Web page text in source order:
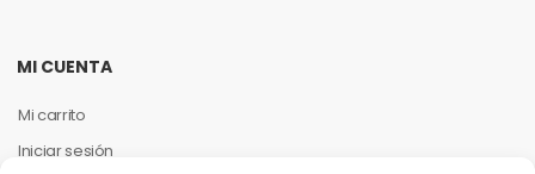
MI CUENTA
Mi carrito
Iniciar sesión